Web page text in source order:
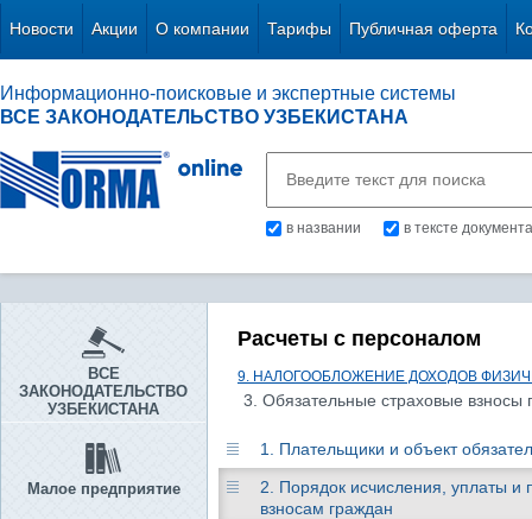
Новости Акции О компании Тарифы Публичная оферта
Информационно-поисковые и экспертные системы
ВСЕ ЗАКОНОДАТЕЛЬСТВО УЗБЕКИСТАНА
в названии в тексте документа
ВСЕ
ЗАКОНОДАТЕЛЬСТВО
УЗБЕКИСТАНА
Малое предприятие
Расчеты с персоналом
9. НАЛОГООБЛОЖЕНИЕ ДОХОДОВ
3. Обязательные страховые взносы
1. Плательщики и объект
2. Порядок исчисления, уплаты и
взносам граждан